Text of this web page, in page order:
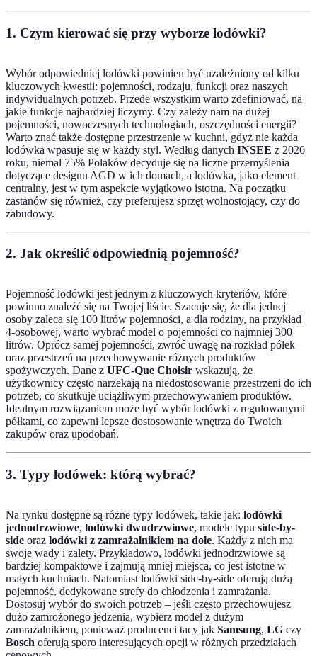
1. Czym kierować się przy wyborze lodówki?
Wybór odpowiedniej lodówki powinien być uzależniony od kilku
kluczowych kwestii: pojemności, rodzaju, funkcji oraz naszych
indywidualnych potrzeb. Przede wszystkim warto zdefiniować, na
jakie funkcje najbardziej liczymy. Czy zależy nam na dużej
pojemności, nowoczesnych technologiach, oszczędności energii?
Warto znać także dostępne przestrzenie w kuchni, gdyż nie każda
lodówka wpasuje się w każdy styl. Według danych INSEE z 2026
roku, niemal 75% Polaków decyduje się na liczne przemyślenia
dotyczące designu AGD w ich domach, a lodówka, jako element
centralny, jest w tym aspekcie wyjątkowo istotna. Na początku
zastanów się również, czy preferujesz sprzęt wolnostojący, czy do
zabudowy.
2. Jak określić odpowiednią pojemność?
Pojemność lodówki jest jednym z kluczowych kryteriów, które
powinno znaleźć się na Twojej liście. Szacuje się, że dla jednej
osoby zaleca się 100 litrów pojemności, a dla rodziny, na przykład
4-osobowej, warto wybrać model o pojemności co najmniej 300
litrów. Oprócz samej pojemności, zwróć uwagę na rozkład półek
oraz przestrzeń na przechowywanie różnych produktów
spożywczych. Dane z UFC-Que Choisir wskazują, że
użytkownicy często narzekają na niedostosowanie przestrzeni do ich
potrzeb, co skutkuje uciążliwym przechowywaniem produktów.
Idealnym rozwiązaniem może być wybór lodówki z regulowanymi
półkami, co zapewni lepsze dostosowanie wnętrza do Twoich
zakupów oraz upodobań.
3. Typy lodówek: którą wybrać?
Na rynku dostępne są różne typy lodówek, takie jak: lodówki
jednodrzwiowe, lodówki dwudrzwiowe, modele typu side-by-
side oraz lodówki z zamrażalnikiem na dole. Każdy z nich ma
swoje wady i zalety. Przykładowo, lodówki jednodrzwiowe są
bardziej kompaktowe i zajmują mniej miejsca, co jest istotne w
małych kuchniach. Natomiast lodówki side-by-side oferują dużą
pojemność, dedykowane strefy do chłodzenia i zamrażania.
Dostosuj wybór do swoich potrzeb – jeśli często przechowujesz
dużo zamrożonego jedzenia, wybierz model z dużym
zamrażalnikiem, ponieważ producenci tacy jak Samsung, LG czy
Bosch oferują sporo interesujących opcji w różnych przedziałach